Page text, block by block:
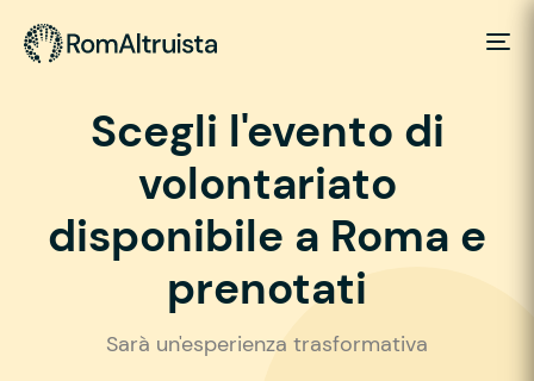
Scegli l'evento di
volontariato
disponibile a Roma e
prenotati
Sarà un'esperienza trasformativa